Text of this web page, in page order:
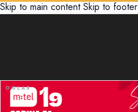
Skip to main content Skip to footer